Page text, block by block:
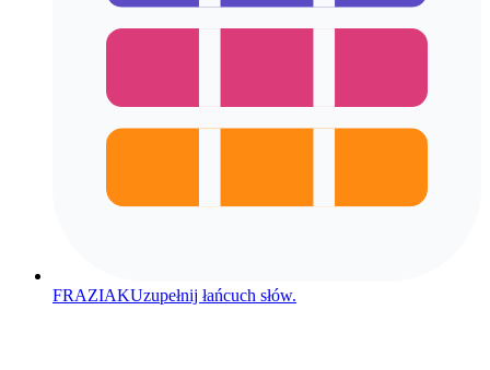
FRAZIAKUzupełnij łańcuch słów.